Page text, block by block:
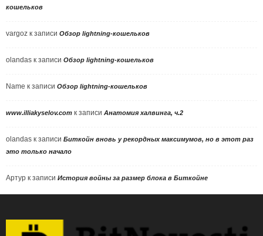
кошельков
vargoz к записи Обзор lightning-кошельков
olandas к записи Обзор lightning-кошельков
Name к записи Обзор lightning-кошельков
www.illiakyselov.com к записи Анатомия халвинга, ч.2
olandas к записи Биткойн вновь у рекордных максимумов, но в этот раз
это только начало
Артур к записи История войны за размер блока в Биткойне